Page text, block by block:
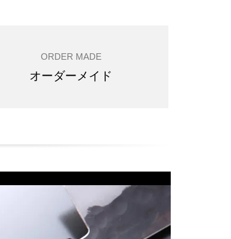
ORDER MADE
オーダーメイド